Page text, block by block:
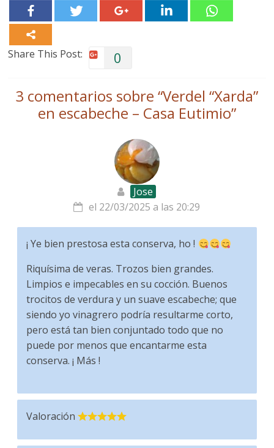
Share This Post: 0
3 comentarios sobre “Verdel “Xarda”
en escabeche – Casa Eutimio”
Jose
el 22/03/2025 a las 20:29
¡ Ye bien prestosa esta conserva, ho !
Riquísima de veras. Trozos bien grandes.
Limpios e impecables en su cocción. Buenos
trocitos de verdura y un suave escabeche; que
siendo yo vinagrero podría resultarme corto,
pero está tan bien conjuntado todo que no
puede por menos que encantarme esta
conserva. ¡ Más !
Valoración